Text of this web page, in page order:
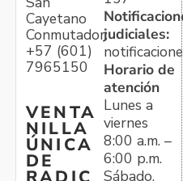
Cayetano
Conmutador:
+57 (601)
7965150
VENTA
NILLA
ÚNICA
DE
judiciales:
Horario de
atención
Lunes a
viernes
8:00 a.m. –
6:00 p.m.
Sábado,